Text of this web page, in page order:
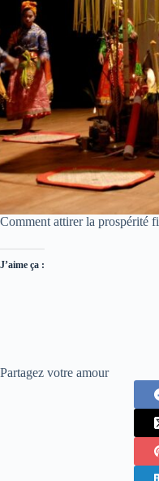
Comment attirer la prospérité
J’aime ça :
Partagez votre amour